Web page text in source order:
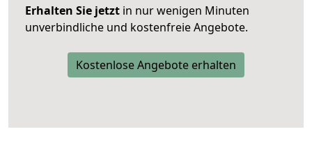
Erhalten Sie jetzt in nur wenigen Minuten
unverbindliche und kostenfreie Angebote.
Kostenlose Angebote erhalten